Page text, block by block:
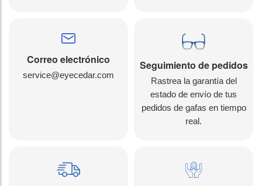
Correo electrónico
service@eyecedar.com
Seguimiento de pedidos
Rastrea la garantía del
estado de envío de tus
pedidos de gafas en tiempo
real.